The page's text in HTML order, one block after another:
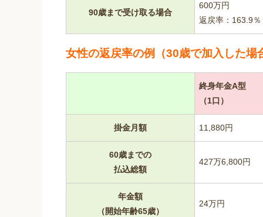
90歳まで受け取る場合
600万円
返戻率：163.9％
女性の返戻率の例（30歳で加入した場
終身年金A型
（1口）
掛金月額 11,880円
60歳までの
払込総額
427万6,800円
年金額
（開始年齢65歳）
24万円